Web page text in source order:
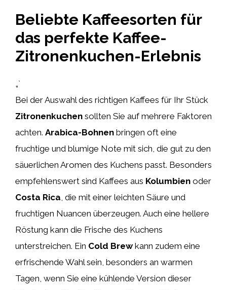
Beliebte Kaffeesorten für
das perfekte Kaffee-
Zitronenkuchen-Erlebnis
„`
Bei der Auswahl des richtigen Kaffees für Ihr Stück
Zitronenkuchen sollten Sie auf mehrere Faktoren
achten. Arabica-Bohnen bringen oft eine
fruchtige und blumige Note mit sich, die gut zu den
säuerlichen Aromen des Kuchens passt. Besonders
empfehlenswert sind Kaffees aus Kolumbien oder
Costa Rica, die mit einer leichten Säure und
fruchtigen Nuancen überzeugen. Auch eine hellere
Röstung kann die Frische des Kuchens
unterstreichen. Ein Cold Brew kann zudem eine
erfrischende Wahl sein, besonders an warmen
Tagen, wenn Sie eine kühlende Version dieser